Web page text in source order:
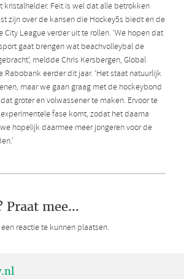
kristalhelder. Feit is wel dat alle betrokken
zijn over de kansen die Hockey5s biedt en de
League verder uit te rollen. ‘We hopen dat
gaat brengen wat beachvolleybal de
meldde Chris Kersbergen, Global
Rabobank eerder dit jaar. ‘Het staat natuurlijk
maar we gaan graag met de hockeybond
groter en volwassener te maken. Ervoor te
fase komt, zodat het daarna
hopelijk daarmee meer jongeren voor de
Praat mee...
reactie te kunnen plaatsen.